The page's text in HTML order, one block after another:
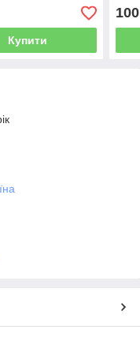
Купити
100